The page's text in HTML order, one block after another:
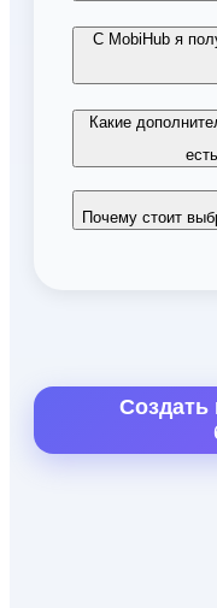
С MobiHub я
Какие
Почему стоит
Создать